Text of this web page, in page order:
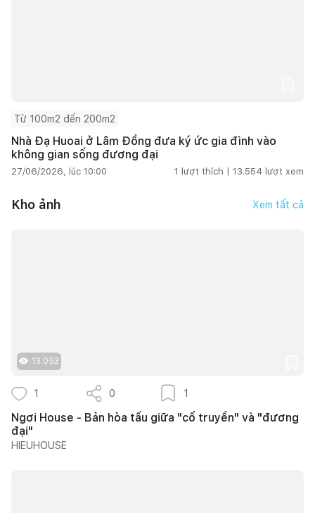
Từ 100m2 đến 200m2
Nhà Đạ Huoai ở Lâm Đồng đưa ký ức gia đình vào
không gian sống đương đại
27/06/2026, lúc 10:00 1 lượt thích | 13.554 lượt xem
Kho ảnh Xem tất cả
13.053
1 0 1
Ngơi House - Bản hòa tấu giữa "cổ truyền" và "đương
đại"
HIEUHOUSE